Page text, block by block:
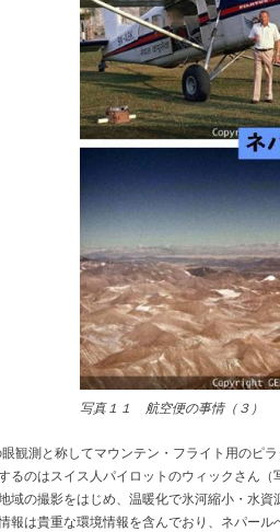
写真１１ 航空便の事情（３）
観測と称してマウンテン・フライト用のピ
るのはスイス人パイロットのウィックさん
域の撮影をはじめ、温暖化で氷河縮小・水
報は貴重な環境情報を含んでおり、ネパー